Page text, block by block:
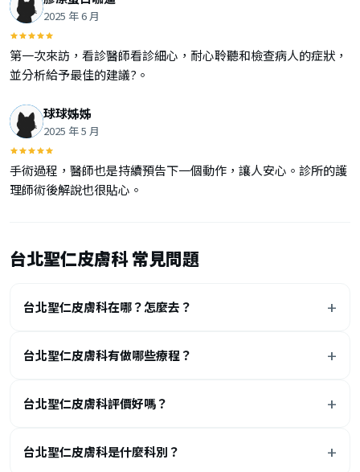
2025 年 6 月
第一次來訪，看診醫師看診細心，耐心聆聽和檢查病人的症狀，
並分析給予最佳的建議?。
球球姊姊
2025 年 5 月
手術過程，醫師也是持續預告下一個動作，讓人安心。診所的護
理師術後解說也很貼心。
台北聖仁皮膚科 常見問題
台北聖仁皮膚科在哪？怎麼去？
台北聖仁皮膚科有做哪些療程？
台北聖仁皮膚科評價好嗎？
台北聖仁皮膚科是什麼科別？